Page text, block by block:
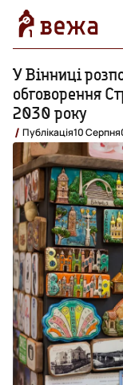
У Вінниці
обговорення
2030 року
Публікація10 Серпня